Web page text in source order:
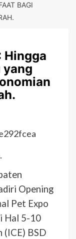
BAGI
Hingga
yang
Opening
Pet Expo
Hal 5-10
(ICE) BSD